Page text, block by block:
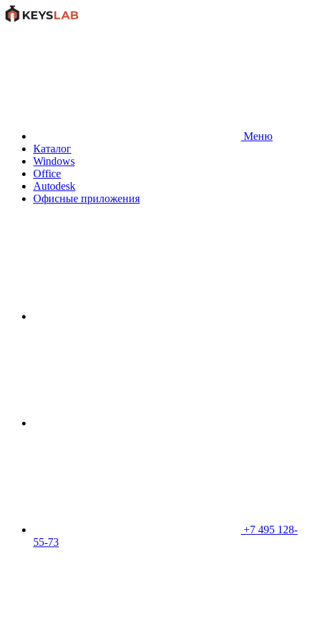
Меню
Каталог
Windows
Office
Autodesk
Офисные приложения
+7 495 128-
55-73